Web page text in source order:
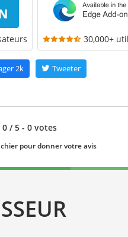
30,000+
2k Tweeter
0 / 5 - 0 votes
pour donner votre avis